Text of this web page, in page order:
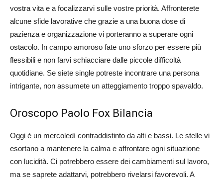
vostra vita e a focalizzarvi sulle vostre priorità. Affronterete
alcune sfide lavorative che grazie a una buona dose di
pazienza e organizzazione vi porteranno a superare ogni
ostacolo. In campo amoroso fate uno sforzo per essere più
flessibili e non farvi schiacciare dalle piccole difficoltà
quotidiane. Se siete single potreste incontrare una persona
intrigante, non assumete un atteggiamento troppo spavaldo.
Oroscopo Paolo Fox Bilancia
Oggi è un mercoledì contraddistinto da alti e bassi. Le stelle vi
esortano a mantenere la calma e affrontare ogni situazione
con lucidità. Ci potrebbero essere dei cambiamenti sul lavoro,
ma se saprete adattarvi, potrebbero rivelarsi favorevoli. A